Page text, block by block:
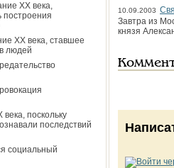
ХХ века,
построения
ХХ века, ставшее
людей
поскольку
последствий
социальный
10.09.2003
Завтра из
князя